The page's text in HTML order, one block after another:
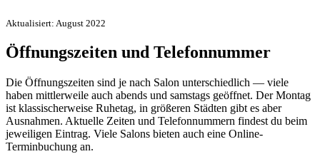
Aktualisiert: August 2022
Öffnungszeiten und Telefonnummer
Die Öffnungszeiten sind je nach Salon unterschiedlich — viele
haben mittlerweile auch abends und samstags geöffnet. Der Montag
ist klassischerweise Ruhetag, in größeren Städten gibt es aber
Ausnahmen. Aktuelle Zeiten und Telefonnummern findest du beim
jeweiligen Eintrag. Viele Salons bieten auch eine Online-
Terminbuchung an.